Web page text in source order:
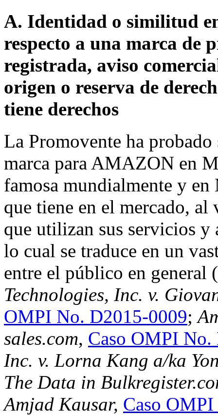
A. Identidad o similitud
respecto a una marca de
registrada, aviso
origen o reserva de
tiene derechos
La Promovente ha
marca para AMAZON en
famosa mundialmente y
que tiene en el mercado,
que utilizan sus servicios y
lo cual se traduce en un
entre el público en general
Technologies, Inc. v.
OMPI No. D2015-0009;
sales.com, Caso OMPI
Inc. v. Lorna Kang a/ka
The Data in
Amjad Kausar, Caso